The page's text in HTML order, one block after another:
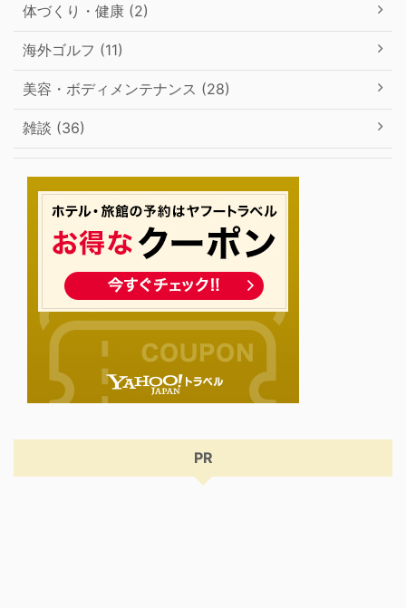
体づくり・健康 (2)
海外ゴルフ (11)
美容・ボディメンテナンス (28)
雑談 (36)
PR